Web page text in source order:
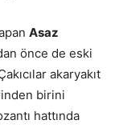
Asaz
önce de eski
akaryakıt
birini
hattında